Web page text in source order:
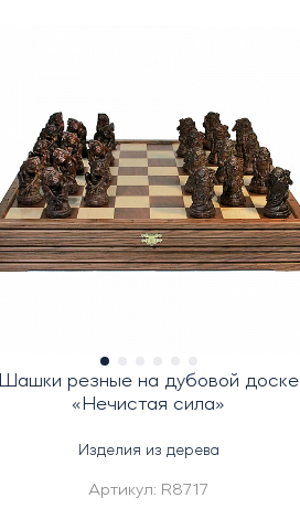
Шашки резные на дубовой доске
«Нечистая сила»
Изделия из дерева
Артикул: R8717